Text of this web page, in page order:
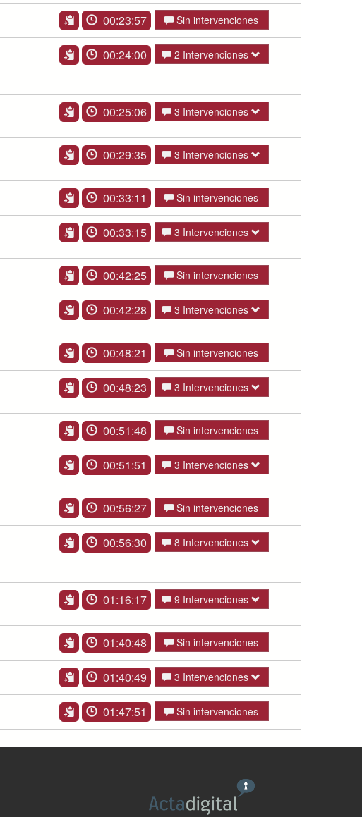
00:23:57 Sin intervenciones
00:24:00 2 Intervenciones
00:25:06 3 Intervenciones
00:29:35 3 Intervenciones
00:33:11 Sin intervenciones
00:33:15 3 Intervenciones
00:42:25 Sin intervenciones
00:42:28 3 Intervenciones
00:48:21 Sin intervenciones
00:48:23 3 Intervenciones
00:51:48 Sin intervenciones
00:51:51 3 Intervenciones
00:56:27 Sin intervenciones
00:56:30 8 Intervenciones
01:16:17 9 Intervenciones
01:40:48 Sin intervenciones
01:40:49 3 Intervenciones
01:47:51 Sin intervenciones